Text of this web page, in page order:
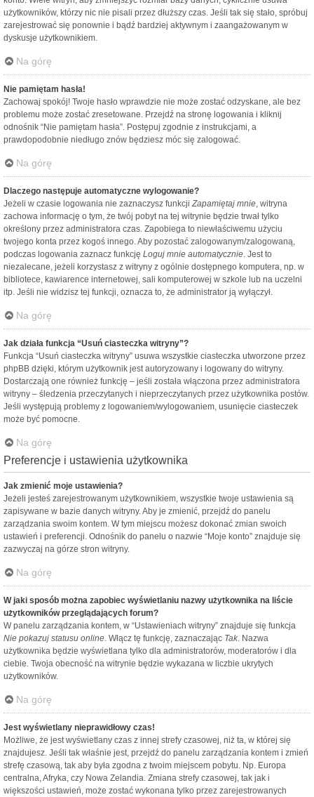
użytkowników, którzy nic nie pisali przez dłuższy czas. Jeśli tak się stało, spróbuj
zarejestrować się ponownie i bądź bardziej aktywnym i zaangażowanym w
dyskusje użytkownikiem.
Na górę
Nie pamiętam hasła!
Zachowaj spokój! Twoje hasło wprawdzie nie może zostać odzyskane, ale bez
problemu może zostać zresetowane. Przejdź na stronę logowania i kliknij
odnośnik “Nie pamiętam hasła”. Postępuj zgodnie z instrukcjami, a
prawdopodobnie niedługo znów będziesz móc się zalogować.
Na górę
Dlaczego następuje automatyczne wylogowanie?
Jeżeli w czasie logowania nie zaznaczysz funkcji Zapamiętaj mnie, witryna
zachowa informację o tym, że twój pobyt na tej witrynie będzie trwał tylko
określony przez administratora czas. Zapobiega to niewłaściwemu użyciu
twojego konta przez kogoś innego. Aby pozostać zalogowanym/zalogowaną,
podczas logowania zaznacz funkcję Loguj mnie automatycznie. Jest to
niezalecane, jeżeli korzystasz z witryny z ogólnie dostępnego komputera, np. w
bibliotece, kawiarence internetowej, sali komputerowej w szkole lub na uczelni
itp. Jeśli nie widzisz tej funkcji, oznacza to, że administrator ją wyłączył.
Na górę
Jak działa funkcja “Usuń ciasteczka witryny”?
Funkcja “Usuń ciasteczka witryny” usuwa wszystkie ciasteczka utworzone przez
phpBB dzięki, którym użytkownik jest autoryzowany i logowany do witryny.
Dostarczają one również funkcję – jeśli została włączona przez administratora
witryny – śledzenia przeczytanych i nieprzeczytanych przez użytkownika postów.
Jeśli występują problemy z logowaniem/wylogowaniem, usunięcie ciasteczek
może być pomocne.
Na górę
Preferencje i ustawienia użytkownika
Jak zmienić moje ustawienia?
Jeżeli jesteś zarejestrowanym użytkownikiem, wszystkie twoje ustawienia są
zapisywane w bazie danych witryny. Aby je zmienić, przejdź do panelu
zarządzania swoim kontem. W tym miejscu możesz dokonać zmian swoich
ustawień i preferencji. Odnośnik do panelu o nazwie “Moje konto” znajduje się
zazwyczaj na górze stron witryny.
Na górę
W jaki sposób można zapobiec wyświetlaniu nazwy użytkownika na liście
użytkowników przeglądających forum?
W panelu zarządzania kontem, w “Ustawieniach witryny” znajduje się funkcja
Nie pokazuj statusu online. Włącz tę funkcję, zaznaczając Tak. Nazwa
użytkownika będzie wyświetlana tylko dla administratorów, moderatorów i dla
ciebie. Twoja obecność na witrynie będzie wykazana w liczbie ukrytych
użytkowników.
Na górę
Jest wyświetlany nieprawidłowy czas!
Możliwe, że jest wyświetlany czas z innej strefy czasowej, niż ta, w której się
znajdujesz. Jeśli tak właśnie jest, przejdź do panelu zarządzania kontem i zmień
strefę czasową, tak aby była zgodna z twoim miejscem pobytu. Np. Europa
centralna, Afryka, czy Nowa Zelandia. Zmiana strefy czasowej, tak jak i
większości ustawień, może zostać wykonana tylko przez zarejestrowanych